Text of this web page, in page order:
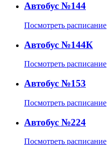
Автобус №144
Посмотреть расписание
Автобус №144К
Посмотреть расписание
Автобус №153
Посмотреть расписание
Автобус №224
Посмотреть расписание